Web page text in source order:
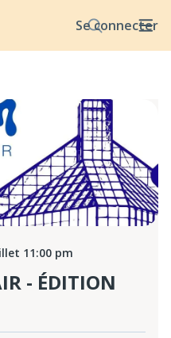
Se connecter
11:00 pm
- ÉDITION